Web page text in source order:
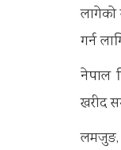
लागेको
गर्न
नेपाल
खरीद
लमजुङ,